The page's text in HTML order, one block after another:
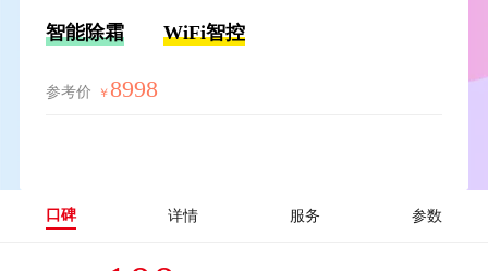
智能除霜 WiFi智控
参考价 ￥ 8998
口碑 详情 服务 参数